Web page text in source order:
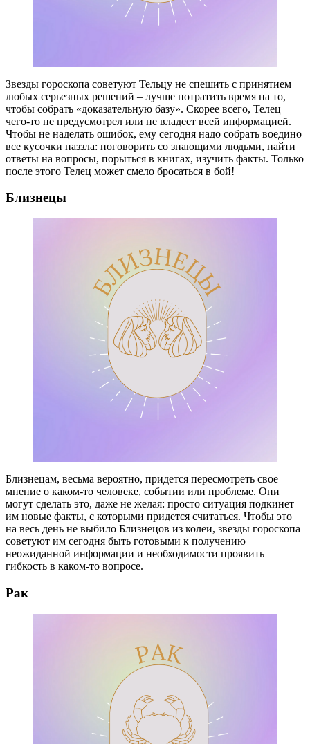
Звезды гороскопа советуют Тельцу не спешить с принятием
любых серьезных решений – лучше потратить время на то,
чтобы собрать «доказательную базу». Скорее всего, Телец
чего-то не предусмотрел или не владеет всей информацией.
Чтобы не наделать ошибок, ему сегодня надо собрать воедино
все кусочки паззла: поговорить со знающими людьми, найти
ответы на вопросы, порыться в книгах, изучить факты. Только
после этого Телец может смело бросаться в бой!
Близнецы
Близнецам, весьма вероятно, придется пересмотреть свое
мнение о каком-то человеке, событии или проблеме. Они
могут сделать это, даже не желая: просто ситуация подкинет
им новые факты, с которыми придется считаться. Чтобы это
на весь день не выбило Близнецов из колеи, звезды гороскопа
советуют им сегодня быть готовыми к получению
неожиданной информации и необходимости проявить
гибкость в каком-то вопросе.
Рак